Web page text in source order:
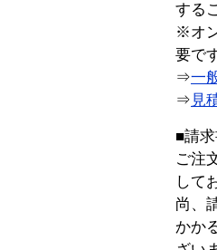
する
※オ
要で
⇒一
⇒ 見
■請
ご注
して
尚、
かか